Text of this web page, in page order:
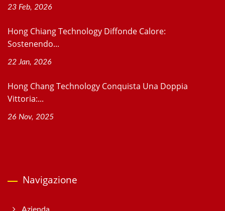
23 Feb, 2026
Hong Chiang Technology Diffonde Calore:
Sostenendo...
22 Jan, 2026
Hong Chang Technology Conquista Una Doppia
Vittoria:...
26 Nov, 2025
Navigazione
Azienda